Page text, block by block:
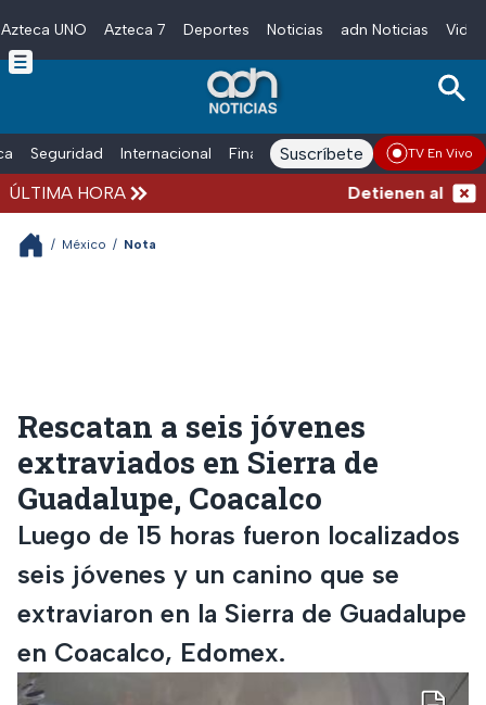
Skip to main content
Azteca UNO Azteca 7 Deportes Noticias adn Noticias
Seguridad Internacional Finanzas adn Noticias Radio
Suscríbete TV En Vivo
ÚLTIMA HORA Detienen al
/ México / Nota
Rescatan a seis jóvenes
extraviados en Sierra de
Guadalupe, Coacalco
Luego de 15 horas fueron localizados
seis jóvenes y un canino que se
extraviaron en la Sierra de Guadalupe
en Coacalco, Edomex.